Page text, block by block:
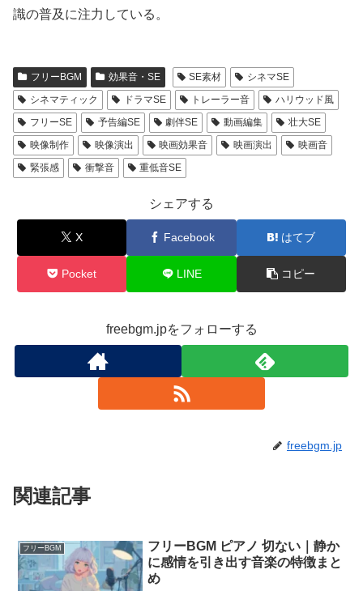
識の普及に注力している。
フリーBGM 効果音・SE SE素材
シネマSE
シネマティック
ドラマSE トレーラー音
ハリウッド風
フリーSE
予告編SE 劇伴SE 動画編集
壮大SE
映像制作
映像演出 映画効果音 映画演出
映画音
緊張感
衝撃音 重低音SE
シェアする
X Facebook はてブ
Pocket LINE コピー
freebgm.jpをフォローする
freebgm.jp
関連記事
フリーBGM
フリーBGM ピアノ 切ない｜静か
に感情を引き出す音楽の特徴まと
め